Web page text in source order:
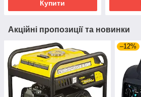
Купити
Акційні пропозиції та новинки
–12%